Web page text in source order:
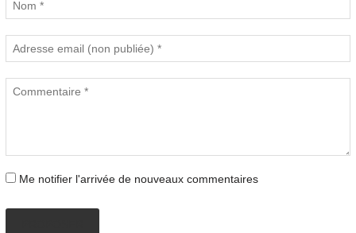
Me notifier l'arrivée de nouveaux commentaires